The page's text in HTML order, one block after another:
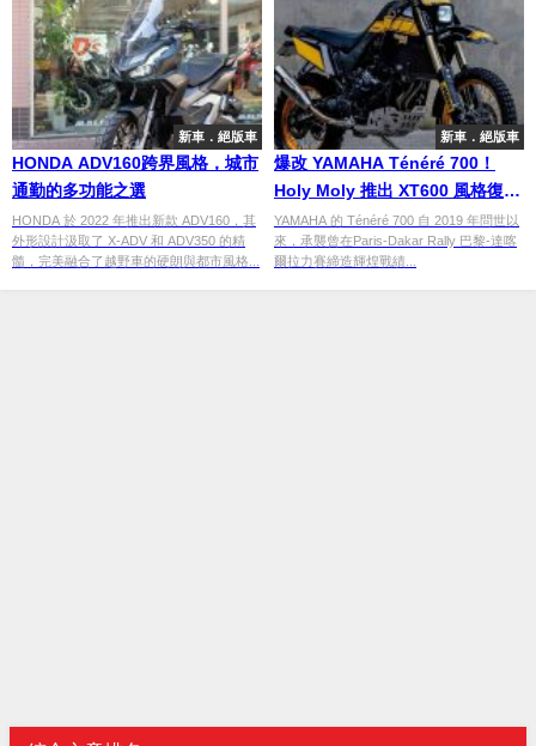
新車．絕版車
HONDA ADV160跨界風格，城市
通勤的多功能之選
HONDA 於 2022 年推出新款 ADV160，其
外形設計汲取了 X-ADV 和 ADV350 的精
髓，完美融合了越野車的硬朗與都市風格...
新車．絕版車
爆改 YAMAHA Ténéré 700！
Holy Moly 推出 XT600 風格復古
套件
YAMAHA 的 Ténéré 700 自 2019 年問世以
來，承襲曾在Paris-Dakar Rally 巴黎-達喀
爾拉力賽締造輝煌戰績...